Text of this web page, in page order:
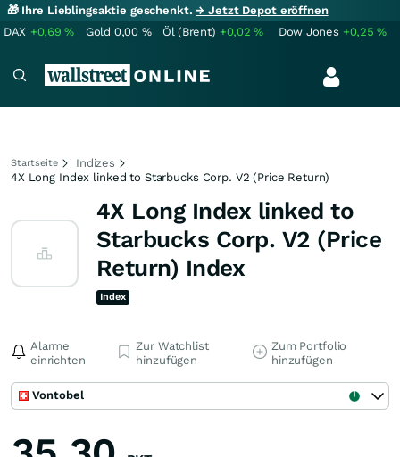
🎁 Ihre Lieblingsaktie geschenkt.→ Jetzt Depot eröffnen
DAX +0,69% Gold 0,00 % Öl (Brent) +0,02% Dow Jones +0,25%
Startseite
Indizes
4X Long Index linked to Starbucks Corp. V2 (Price Return)
4X Long Index linked to
Starbucks Corp. V2 (Price
Return) Index
Index
Alarme
einrichten
Zur Watchlist
hinzufügen
Zum Portfolio
hinzufügen
Vontobel